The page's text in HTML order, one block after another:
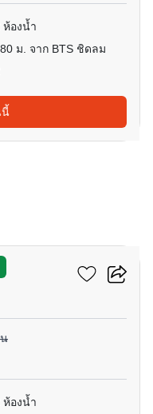
ห้องน้ำ
ม. จาก BTS ชิดลม
นี้
ห้องน้ำ